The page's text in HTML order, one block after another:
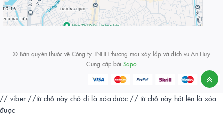
© Bản quyền thuộc về Công ty TNHH thương mại xây lắp và dịch vụ An Huy
Cung cấp bởi Sapo
// viber //từ chỗ này chở đi là xóa được // từ chỗ này hất lên là xóa
được